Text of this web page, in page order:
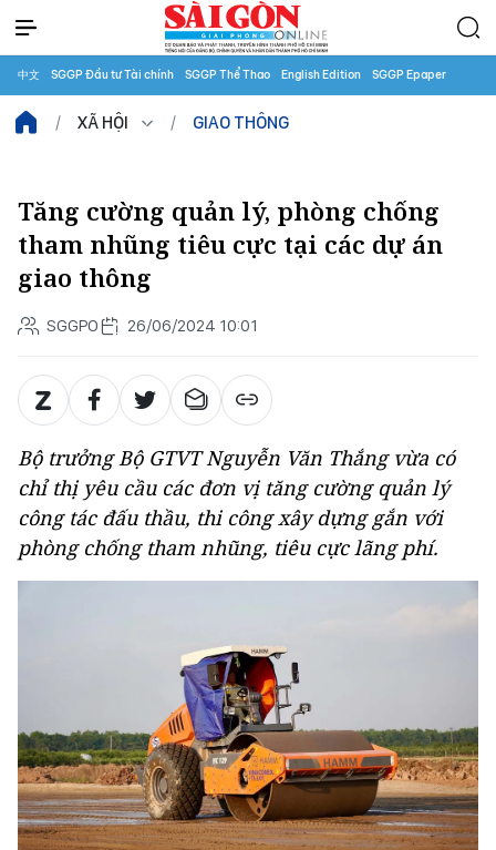
中文 SGGP Đầu tư Tài chính SGGP Thể Thao English Edition SGGP Epaper
XÃ HỘI GIAO THÔNG
Tăng cường quản lý, phòng chống
tham nhũng tiêu cực tại các dự án
giao thông
SGGPO 26/06/2024 10:01
Bộ trưởng Bộ GTVT Nguyễn Văn Thắng vừa có
chỉ thị yêu cầu các đơn vị tăng cường quản lý
công tác đấu thầu, thi công xây dựng gắn với
phòng chống tham nhũng, tiêu cực lãng phí.